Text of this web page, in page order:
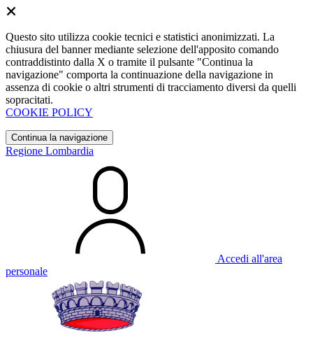
Questo sito utilizza cookie tecnici e statistici anonimizzati. La
chiusura del banner mediante selezione dell'apposito comando
contraddistinto dalla X o tramite il pulsante "Continua la
navigazione" comporta la continuazione della navigazione in
assenza di cookie o altri strumenti di tracciamento diversi da quelli
sopracitati.
COOKIE POLICY
Continua la navigazione
Regione Lombardia
Accedi all'area
personale